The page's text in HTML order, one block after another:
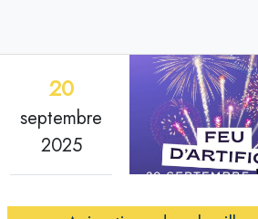
20
septembre
2025